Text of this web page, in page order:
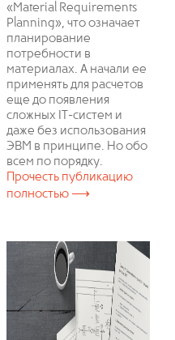
«Material Requirements
Planning», что означает
планирование
потребности в
материалах. А начали ее
применять для расчетов
еще до появления
сложных IT-систем и
даже без использования
ЭВМ в принципе. Но обо
всем по порядку.
Прочесть публикацию
полностью ⟶